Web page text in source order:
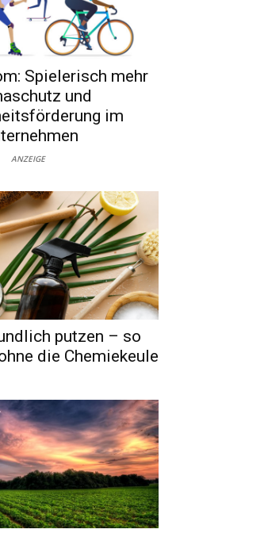
Spielerisch mehr
und
im
ANZEIGE
putzen – so
die Chemiekeule